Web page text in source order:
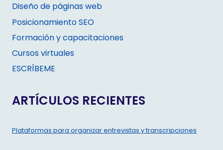
Diseño de páginas web
Posicionamiento SEO
Formación y capacitaciones
Cursos virtuales
ESCRÍBEME
ARTÍCULOS RECIENTES
Plataformas para organizar entrevistas y transcripciones